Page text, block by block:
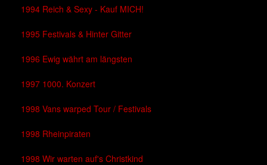
1994 Reich & Sexy - Kauf MICH!
1995 Festivals & Hinter Gitter
1996 Ewig währt am längsten
1997 1000. Konzert
1998 Vans warped Tour / Festivals
1998 Rheinpiraten
1998 Wir warten auf's Christkind